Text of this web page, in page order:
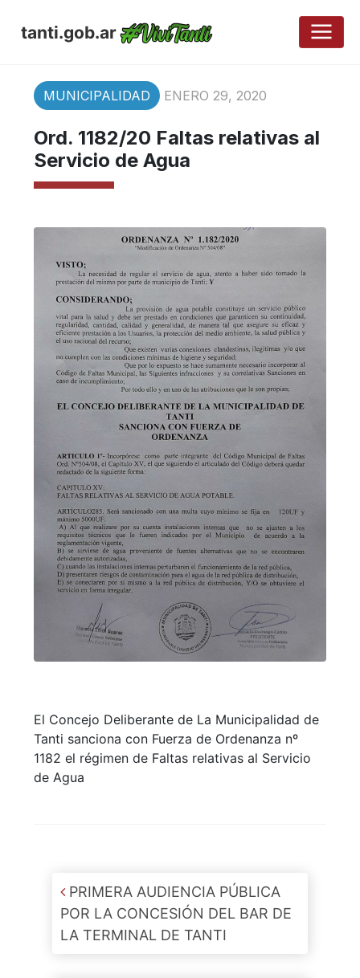
tanti.gob.ar
MUNICIPALIDAD ENERO 29, 2020
Ord. 1182/20 Faltas relativas al
Servicio de Agua
El Concejo Deliberante de La Municipalidad de
Tanti sanciona con Fuerza de Ordenanza nº
1182 el régimen de Faltas relativas al Servicio
de Agua
Post navigation
PRIMERA AUDIENCIA PÚBLICA
POR LA CONCESIÓN DEL BAR DE
LA TERMINAL DE TANTI